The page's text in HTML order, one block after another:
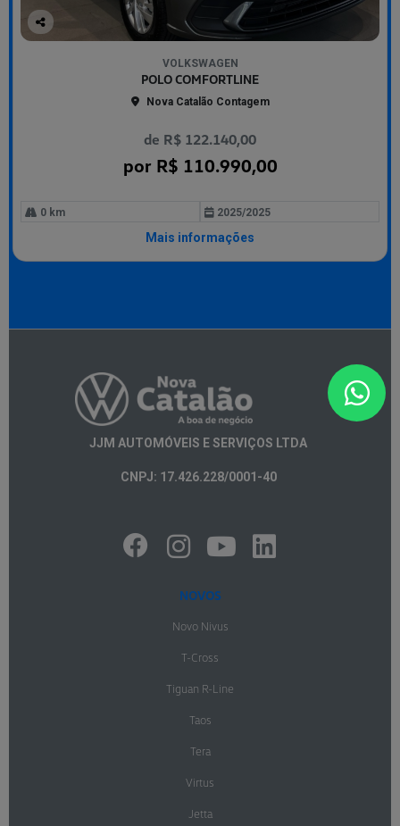
Co
VOLKSWAGEN
POLO COMFORTLINE
Nova Catalão Contagem
de R$ 122.140,00
por R$ 110.990,00
0 km 2025/2025
Mais informações
JJM AUTOMÓVEIS E SERVIÇOS LTDA
CNPJ: 17.426.228/0001-40
NOVOS
Novo Nivus
T-Cross
Tiguan R-Line
Taos
Tera
Virtus
Jetta